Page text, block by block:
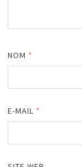
NOM *
E-MAIL *